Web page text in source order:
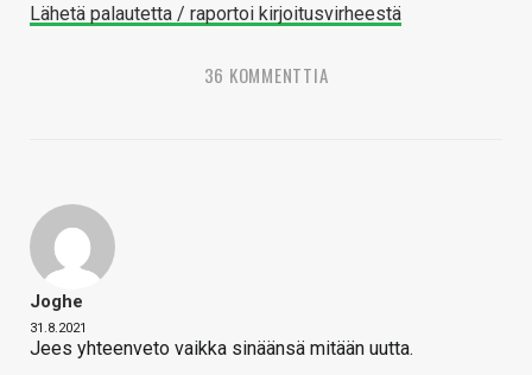
Lähetä palautetta / raportoi kirjoitusvirheestä
36 KOMMENTTIA
Joghe
31.8.2021
Jees yhteenveto vaikka sinäänsä mitään uutta.